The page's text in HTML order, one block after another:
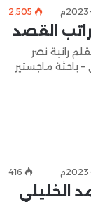
2٬505
القصد
رانية نصر
– باحثة ماجستير
416
الخليلي